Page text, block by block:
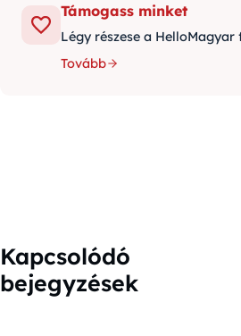
Támogass minket
Légy részese a HelloMagyar
Tovább
Kapcsolódó
bejegyzések